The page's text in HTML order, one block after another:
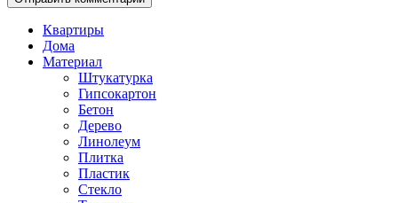
Квартиры
Дома
Материал
Штукатурка
Гипсокартон
Бетон
Дерево
Линолеум
Плитка
Пластик
Стекло